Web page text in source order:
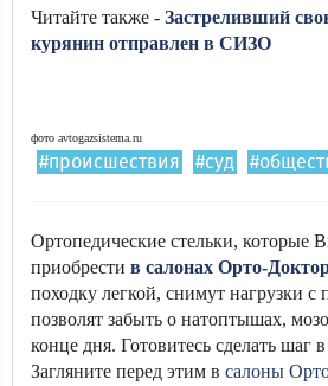
Читайте также - Застреливший
курянин отправлен в СИЗО
фото avtogazsistema.ru
#происшествия #суд
Ортопедические стельки, которые
приобрести в салонах Орто-
походку легкой, снимут нагрузки с
позволят забыть о натоптышах,
конце дня. Готовитесь сделать шаг
Загляните перед этим в салоны